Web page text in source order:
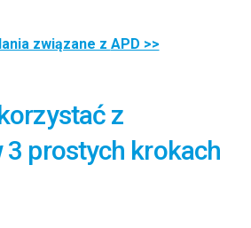
związane z APD >>
z
prostych krokach